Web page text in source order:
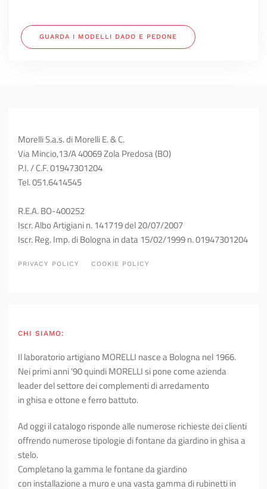
GUARDA I MODELLI DADO E PEDONE
Morelli S.a.s. di Morelli E. & C.
Via Mincio,13/A 40069 Zola Predosa (BO)
P.I. / C.F. 01947301204
Tel. 051.6414545
R.E.A. BO-400252
Iscr. Albo Artigiani n. 141719 del 20/07/2007
Iscr. Reg. Imp. di Bologna in data 15/02/1999 n. 01947301204
PRIVACY POLICY COOKIE POLICY
CHI SIAMO:
Il laboratorio artigiano MORELLI nasce a Bologna nel 1966.
Nei primi anni '90 quindi MORELLI si pone come azienda
leader del settore dei complementi di arredamento
in ghisa e ottone e ferro battuto.
Ad oggi il catalogo risponde alle numerose richieste dei clienti
offrendo numerose tipologie di fontane da giardino in ghisa a
stelo.
Completano la gamma le fontane da giardino
con installazione a muro e una vasta gamma di rubinetti in